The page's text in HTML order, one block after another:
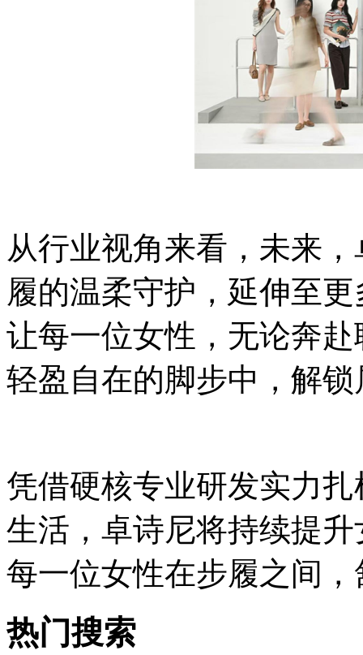
从行业视角来看，未来
履的温柔守护，延伸至
让每一位女性，无论奔
轻盈自在的脚步中，解
凭借硬核专业研发实力
生活，卓诗尼将持续提
每一位女性在步履之间
热门搜索